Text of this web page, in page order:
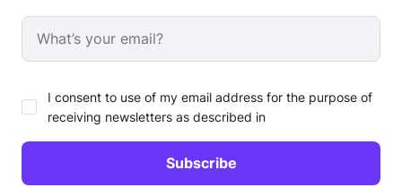
I consent to use of my email address for the purpose of
receiving newsletters as described in